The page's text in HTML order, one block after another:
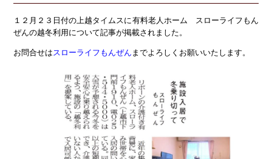
１２月２３日付の上越タイムスに有料老人ホーム スローライフもん
ぜんの越冬利用について記事が掲載されました。
お問合せはスローライフもんぜん までよろしくお願いいたします。